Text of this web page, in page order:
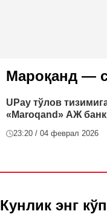
Мароқанд —
UPay тўлов
«Maroqand» АЖ
23:20 / 04 феврал 2026
Кунлик энг